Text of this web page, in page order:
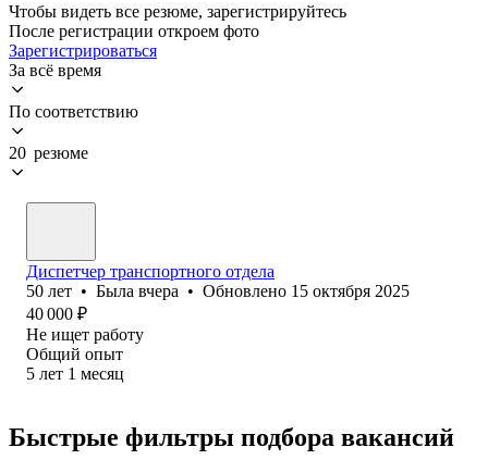
Чтобы видеть все резюме, зарегистрируйтесь
После регистрации откроем фото
Зарегистрироваться
За всё время
По соответствию
20 резюме
Диспетчер транспортного отдела
50 лет • Была вчера • Обновлено 15 октября 2025
40 000 ₽
Не ищет работу
Общий опыт
5 лет 1 месяц
Быстрые фильтры подбора вакансий